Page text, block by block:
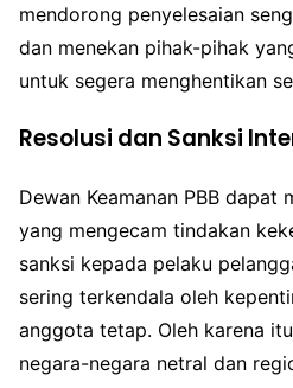
mendorong penyelesaian
dan menekan pihak-pihak
untuk segera menghentikan
Resolusi dan Sanksi
Dewan Keamanan PBB dapat
yang mengecam tindakan
sanksi kepada pelaku
sering terkendala oleh
anggota tetap. Oleh karena
negara-negara netral dan